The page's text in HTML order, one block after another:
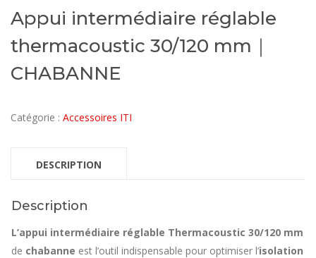
Appui intermédiaire réglable
thermacoustic 30/120 mm｜
CHABANNE
Catégorie : Accessoires ITI
DESCRIPTION
Description
L’appui intermédiaire réglable Thermacoustic 30/120 mm
de chabanne est l’outil indispensable pour optimiser l’isolation